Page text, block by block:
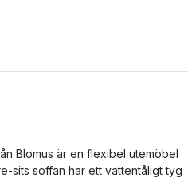
Blomus är en flexibel utemöbel
sits soffan har ett vattentåligt tyg